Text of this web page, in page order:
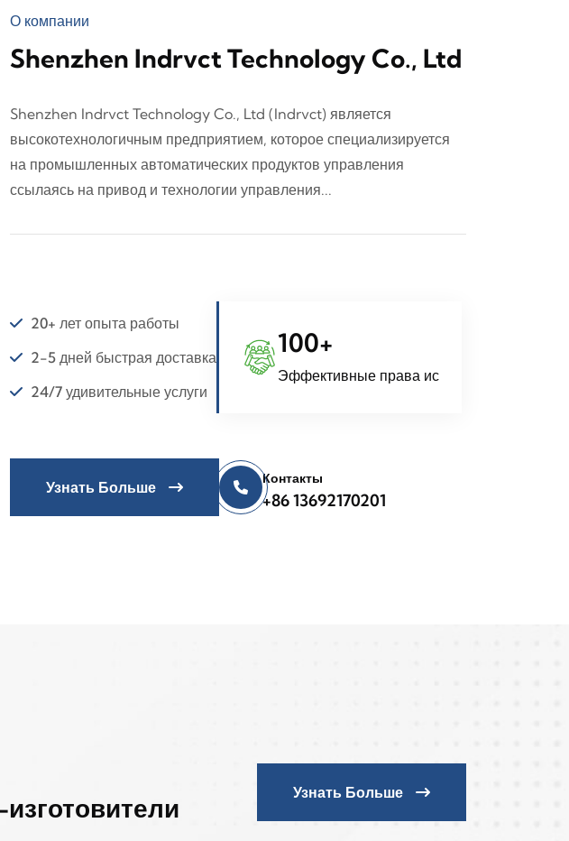
О компании
Shenzhen Indrvct Technology Co., Ltd
Shenzhen Indrvct Technology Co., Ltd (Indrvct) является
высокотехнологичным предприятием, которое специализируется
на промышленных автоматических продуктов управления
ссылаясь на привод и технологии управления...
20+ лет опыта работы
2-5 дней быстрая доставка
24/7 удивительные услуги
100+
Эффективные права ис
Узнать Больше Контакты
+86 13692170201
Узнать Больше